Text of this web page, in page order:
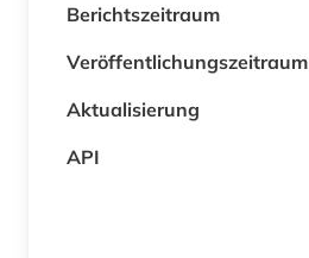
Berichtszeitraum
Veröffentlichungszeitraum
Aktualisierung
API